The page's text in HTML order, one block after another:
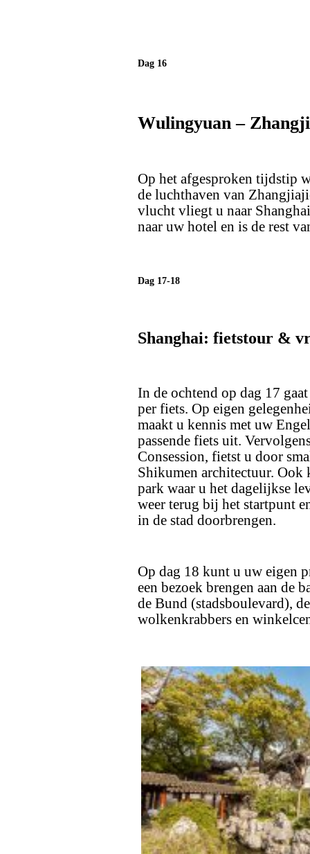
Dag 16
Wulingyuan –
Op het afgesproken tijdstip
de luchthaven van
vlucht vliegt u naar
naar uw hotel en is de rest
Dag 17-18
Shanghai: fietstour &
In de ochtend op dag 17
per fiets. Op eigen
maakt u kennis met uw
passende fiets uit.
Consession, fietst u door
Shikumen architectuur. Ook
park waar u het dagelijkse
weer terug bij het startpunt
in de stad doorbrengen.
Op dag 18 kunt u uw eigen
een bezoek brengen aan de
de Bund (stadsboulevard),
wolkenkrabbers en